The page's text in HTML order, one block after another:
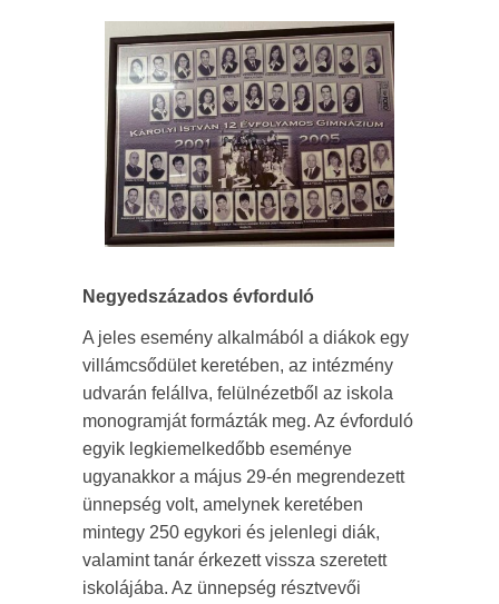
Negyedszázados évforduló
A jeles esemény alkalmából a diákok egy
villámcsődület keretében, az intézmény
udvarán felállva, felülnézetből az iskola
monogramját formázták meg. Az évforduló
egyik legkiemelkedőbb eseménye
ugyanakkor a május 29-én megrendezett
ünnepség volt, amelynek keretében
mintegy 250 egykori és jelenlegi diák,
valamint tanár érkezett vissza szeretett
iskolájába. Az ünnepség résztvevői